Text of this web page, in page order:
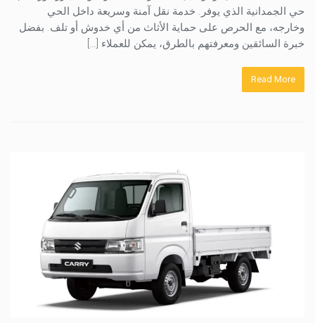
حي الجمدانية الذي يوفر. خدمة نقل آمنة وسريعة داخل الحي
وخارجه، مع الحرص على حماية الأثاث من أي خدوش أو تلف. بفضل
خبرة السائقين ومعرفتهم بالطرق، يمكن للعملاء […]
Read More